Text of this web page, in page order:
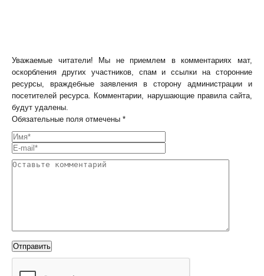
Уважаемые читатели! Мы не приемлем в комментариях мат,
оскорбления других участников, спам и ссылки на сторонние
ресурсы, враждебные заявления в сторону администрации и
посетителей ресурса. Комментарии, нарушающие правила сайта,
будут удалены.
Обязательные поля отмечены *